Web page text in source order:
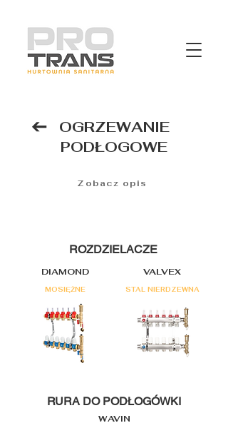
OGRZEWANIE
PODŁOGOWE
Zobacz opis
ROZDZIELACZE
DIAMOND
MOSIĘŻNE
VALVEX
STAL NIERDZEWNA
RURA DO PODŁOGÓWKI
WAVIN